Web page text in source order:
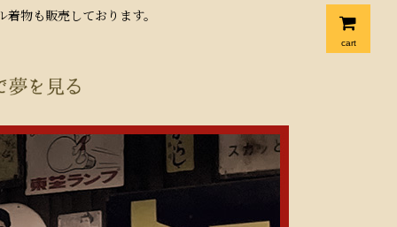
物も販売しております。
cart